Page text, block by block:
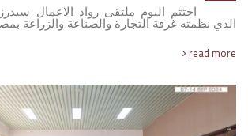
اختتم اليوم ملتقى رواد الاعمال
الذي نظمته غرفة التجارة والصناعة والزراعة
read more